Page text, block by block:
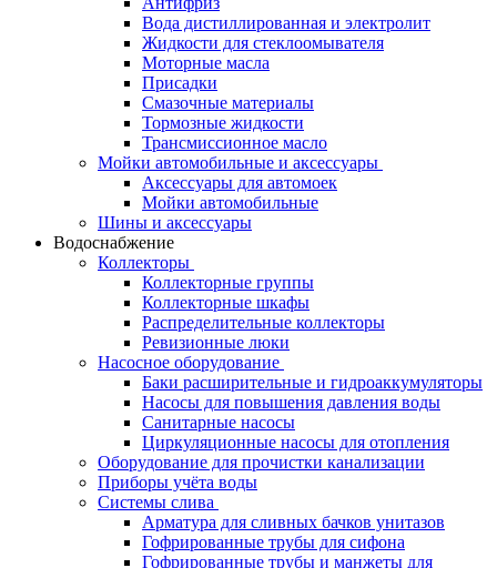
Вода дистиллированная и электролит
Жидкости для стеклоомывателя
Моторные масла
Присадки
Смазочные материалы
Тормозные жидкости
Трансмиссионное масло
Мойки автомобильные и аксессуары
Аксессуары для автомоек
Мойки автомобильные
Шины и аксессуары
Водоснабжение
Коллекторы
Коллекторные группы
Коллекторные шкафы
Распределительные коллекторы
Ревизионные люки
Насосное оборудование
Баки расширительные и гидроаккумуляторы
Насосы для повышения давления воды
Санитарные насосы
Циркуляционные насосы для отопления
Оборудование для прочистки канализации
Приборы учёта воды
Системы слива
Арматура для сливных бачков унитазов
Гофрированные трубы для сифона
Гофрированные трубы и манжеты для